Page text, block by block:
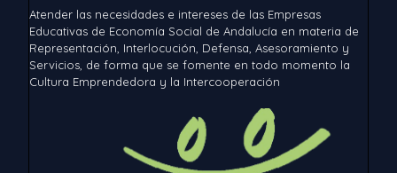
Atender las necesidades e intereses de las Empresas
Educativas de Economía Social de Andalucía en materia de
Representación, Interlocución, Defensa, Asesoramiento y
Servicios, de forma que se fomente en todo momento la
Cultura Emprendedora y la Intercooperación